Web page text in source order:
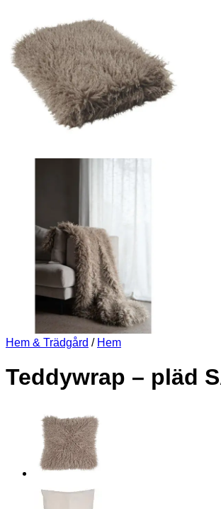
Hem & Trädgård / Hem
Teddywrap – pläd